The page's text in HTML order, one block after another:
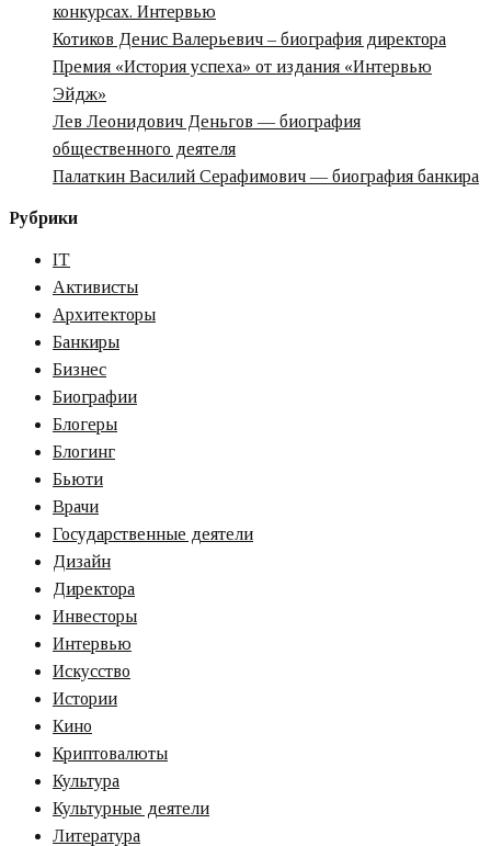
конкурсах. Интервью
Котиков Денис Валерьевич – биография директора
Премия «‎История успеха» от издания «‎Интервью
Эйдж»‎‎
Лев Леонидович Деньгов — биография
общественного деятеля
Палаткин Василий Серафимович — биография банкира
Рубрики
IT
Активисты
Архитекторы
Банкиры
Бизнес
Биографии
Блогеры
Блогинг
Бьюти
Врачи
Государственные деятели
Дизайн
Директора
Инвесторы
Интервью
Искусство
Истории
Кино
Криптовалюты
Культура
Культурные деятели
Литература